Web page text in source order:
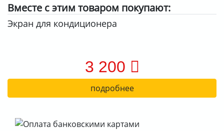
Вместе с этим товаром покупают:
Экран для кондиционера
3 200
подробнее